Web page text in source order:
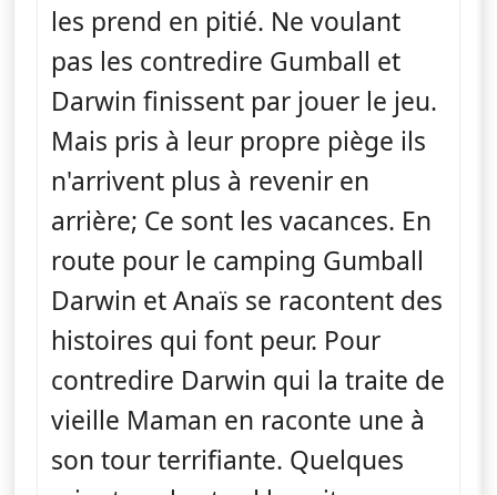
les prend en pitié. Ne voulant
pas les contredire Gumball et
Darwin finissent par jouer le jeu.
Mais pris à leur propre piège ils
n'arrivent plus à revenir en
arrière; Ce sont les vacances. En
route pour le camping Gumball
Darwin et Anaïs se racontent des
histoires qui font peur. Pour
contredire Darwin qui la traite de
vieille Maman en raconte une à
son tour terrifiante. Quelques